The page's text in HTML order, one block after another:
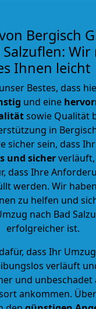
Bergisch
Salzuflen: Wir
Ihnen leicht
Bestes, dass
und eine
sowie Qualität
in
sicher sein, dass
und sicher
dass Ihre
werden. Wir
zu helfen und
nach Bad
erfolgreicher ist.
dass Ihr
verläuft
und unbeschadet
ankommen.